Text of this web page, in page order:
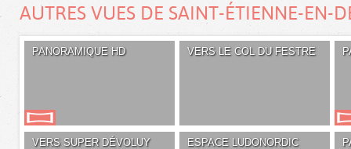
AUTRES VUES DE SAINT-ÉTIENNE-EN-
PANORAMIQUE HD VERS LE COL DU FESTRE
VERS SUPER DÉVOLUY ESPACE LUDONORDIC